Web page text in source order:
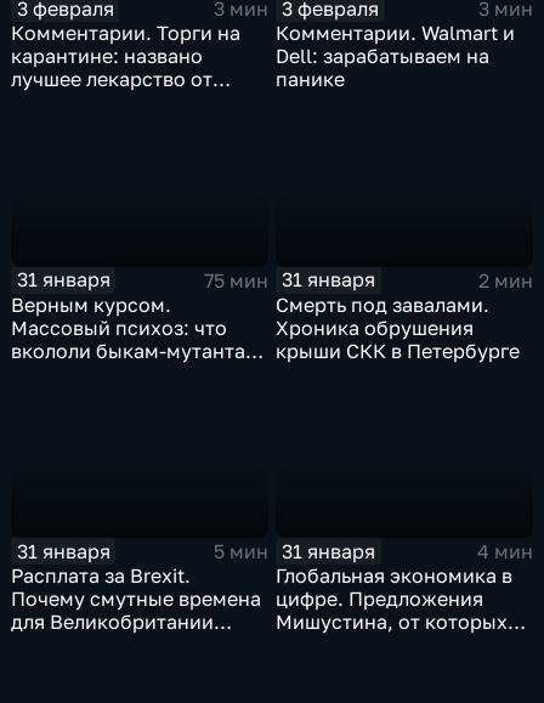
3 февраля
3 мин
Комментарии. Торги на
карантине: названо
лучшее лекарство от
3 февраля
3 мин
Комментарии. Walmart и
Dell: зарабатываем на
панике
31 января
75 мин
Верным курсом.
Массовый психоз: что
вкололи быкам-мутантам,
31 января
2 мин
Смерть под завалами.
Хроника обрушения
крыши СКК в Петербурге
31 января
5 мин
Расплата за Brexit.
Почему смутные времена
для Великобритании
31 января
4 мин
Глобальная экономика в
цифре. Предложения
Мишустина, от которых